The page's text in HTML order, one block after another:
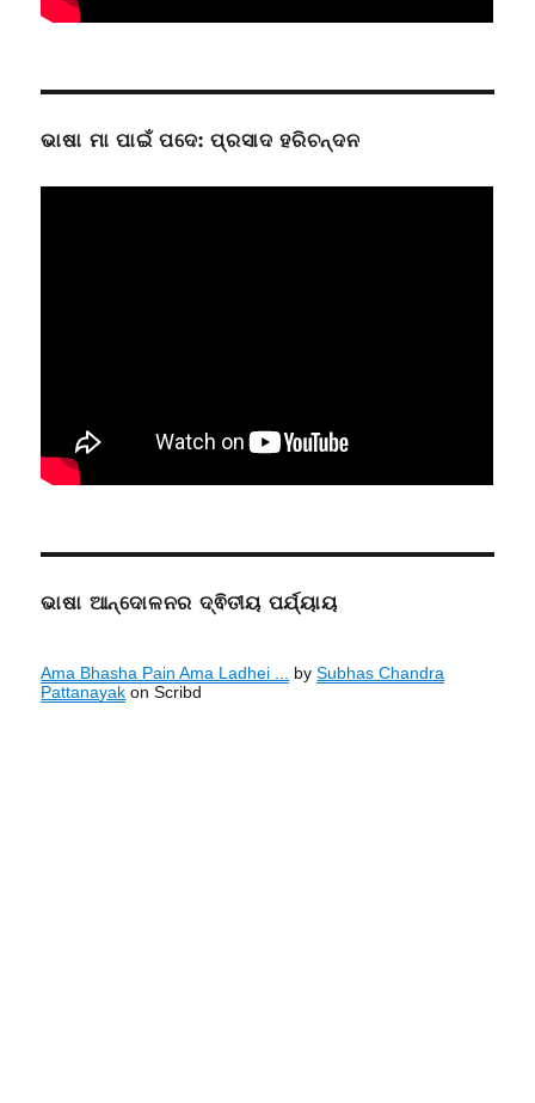
ଭାଷା ମା ପାଇଁ ପଦେ: ପ୍ରସାଦ ହରିଚନ୍ଦନ
ଭାଷା ଆନ୍ଦୋଳନର ଦ୍ଵିତୀୟ ପର୍ଯ୍ୟାୟ
Ama Bhasha Pain Ama Ladhei ... bySubhas Chandra
Pattanayak on Scribd